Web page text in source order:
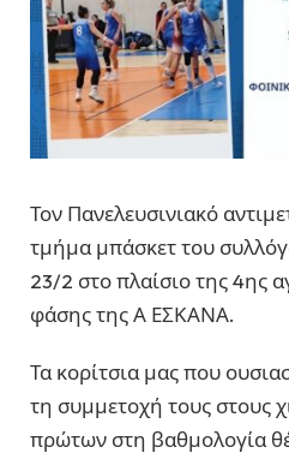
Τον Πανελευσινιακό
τμήμα μπάσκετ του
23/2 στο πλαίσιο της 4ης
φάσης της Α ΕΣΚΑΝΑ.
Τα κορίτσια μας που
τη συμμετοχή τους στους
πρώτων στη βαθμολογία